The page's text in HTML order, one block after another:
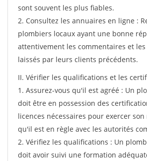
sont souvent les plus fiables.
2. Consultez les annuaires en ligne :
plombiers locaux ayant une bonne
attentivement les commentaires et
laissés par leurs clients précédents.
II. Vérifier les qualifications et les
1. Assurez-vous qu'il est agréé : Un
doit être en possession des
licences nécessaires pour exercer
qu'il est en règle avec les autorités
2. Vérifiez les qualifications : Un
doit avoir suivi une formation